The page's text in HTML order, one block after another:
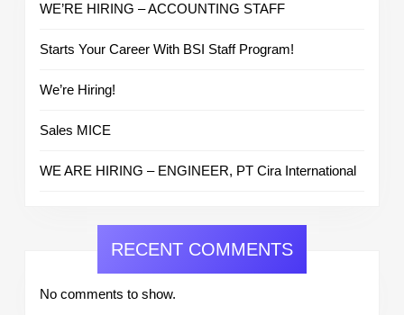
WE’RE HIRING – ACCOUNTING STAFF
Starts Your Career With BSI Staff Program!
We’re Hiring!
Sales MICE
WE ARE HIRING – ENGINEER, PT Cira International
RECENT COMMENTS
No comments to show.